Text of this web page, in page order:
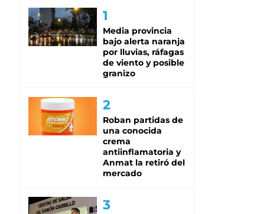
Media provincia
bajo alerta naranja
por lluvias, ráfagas
de viento y posible
granizo
Roban partidas de
una conocida
crema
antiinflamatoria y
Anmat la retiró del
mercado